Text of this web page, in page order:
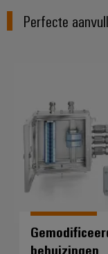
Perfecte
behuizingen